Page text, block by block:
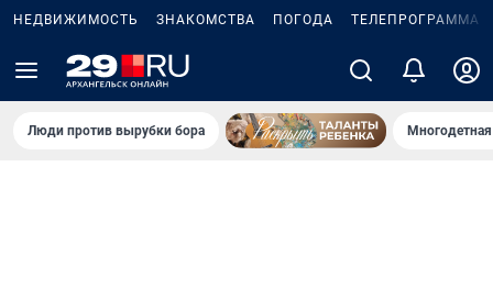
НЕДВИЖИМОСТЬ ЗНАКОМСТВА ПОГОДА ТЕЛЕПРОГРАММА
Люди против вырубки бора